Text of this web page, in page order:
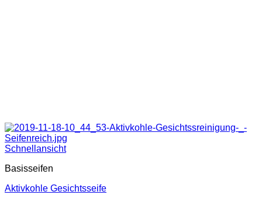
Schnellansicht
Basisseifen
Aktivkohle Gesichtsseife